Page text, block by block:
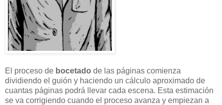
El proceso de bocetado de las páginas comienza
dividiendo el guión y haciendo un cálculo aproximado de
cuantas páginas podrá llevar cada escena. Esta estimación
se va corrigiendo cuando el proceso avanza y empiezan a